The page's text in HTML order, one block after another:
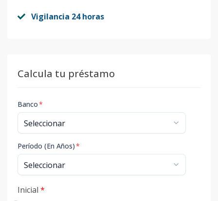
Vigilancia 24 horas
Calcula tu préstamo
Banco*
Período (En Años)*
Inicial *